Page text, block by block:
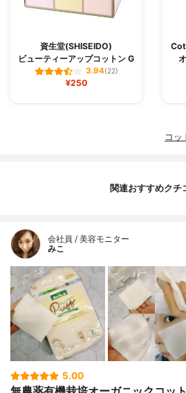
資生堂(SHISEIDO)
ビューティーアップコットン G
3.94(22)
¥250
コッ
関連おすすめクチ
会社員 / 美容モニター
みこ
5.00